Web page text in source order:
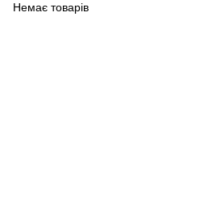
Немає товарів